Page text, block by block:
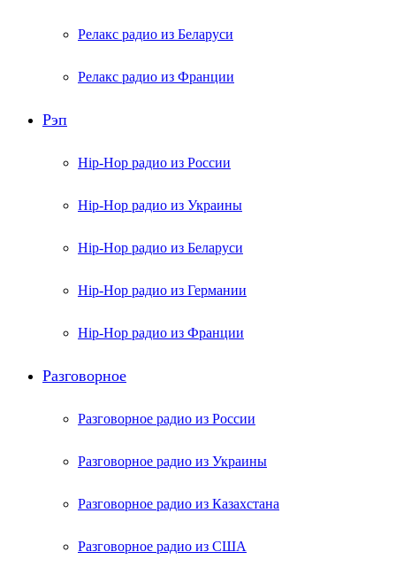
Релакс радио из Беларуси
Релакс радио из Франции
Рэп
Hip-Hop радио из России
Hip-Hop радио из Украины
Hip-Hop радио из Беларуси
Hip-Hop радио из Германии
Hip-Hop радио из Франции
Разговорное
Разговорное радио из России
Разговорное радио из Украины
Разговорное радио из Казахстана
Разговорное радио из США